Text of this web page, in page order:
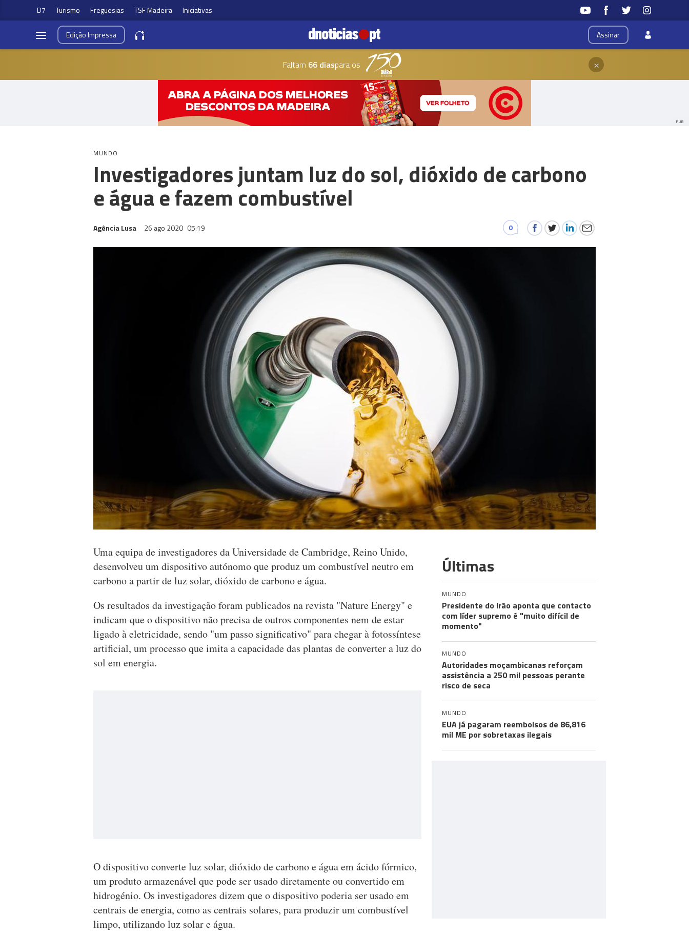
D7 Turismo Freguesias TSF Madeira Iniciativas
Assinar
EdiçãoImpressa
Faltam 66 diaspara os ×
PUB
MUNDO
Investigadores juntam luz do sol, dióxido de carbono
e água e fazem combustível
Agência Lusa 26 ago 2020 05:19 0
Uma equipa de investigadores da Universidade de Cambridge, Reino Unido,
desenvolveu um dispositivo autónomo que produz um combustível neutro em
carbono a partir de luz solar, dióxido de carbono e água.
Os resultados da investigação foram publicados na revista "Nature Energy" e
indicam que o dispositivo não precisa de outros componentes nem de estar
ligado à eletricidade, sendo "um passo significativo" para chegar à fotossíntese
artificial, um processo que imita a capacidade das plantas de converter a luz do
sol em energia.
O dispositivo converte luz solar, dióxido de carbono e água em ácido fórmico,
um produto armazenável que pode ser usado diretamente ou convertido em
hidrogénio. Os investigadores dizem que o dispositivo poderia ser usado em
centrais de energia, como as centrais solares, para produzir um combustível
limpo, utilizando luz solar e água.
Últimas
MUNDO
Presidente do Irão aponta que contacto
com líder supremo é "muito difícil de
momento"
MUNDO
Autoridades moçambicanas reforçam
assistência a 250 mil pessoas perante
risco de seca
MUNDO
EUA já pagaram reembolsos de 86,816
mil ME por sobretaxas ilegais